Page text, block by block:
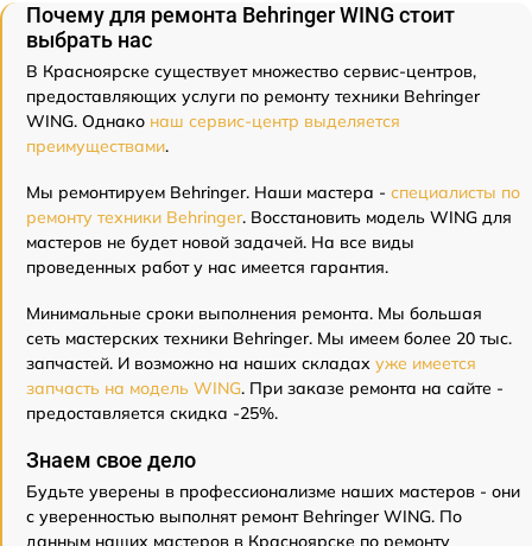
Почему для ремонта Behringer WING стоит
выбрать нас
В Красноярске существует множество сервис-центров,
предоставляющих услуги по ремонту техники Behringer
WING. Однако наш сервис-центр выделяется
преимуществами.
Мы ремонтируем Behringer. Наши мастера - специалисты по
ремонту техники Behringer. Восстановить модель WING для
мастеров не будет новой задачей. На все виды
проведенных работ у нас имеется гарантия.
Минимальные сроки выполнения ремонта. Мы большая
сеть мастерских техники Behringer. Мы имеем более 20 тыс.
запчастей. И возможно на наших складах уже имеется
запчасть на модель WING. При заказе ремонта на сайте -
предоставляется скидка -25%.
Знаем свое дело
Будьте уверены в профессионализме наших мастеров - они
с уверенностью выполнят ремонт Behringer WING. По
данным наших мастеров в Красноярске по ремонту